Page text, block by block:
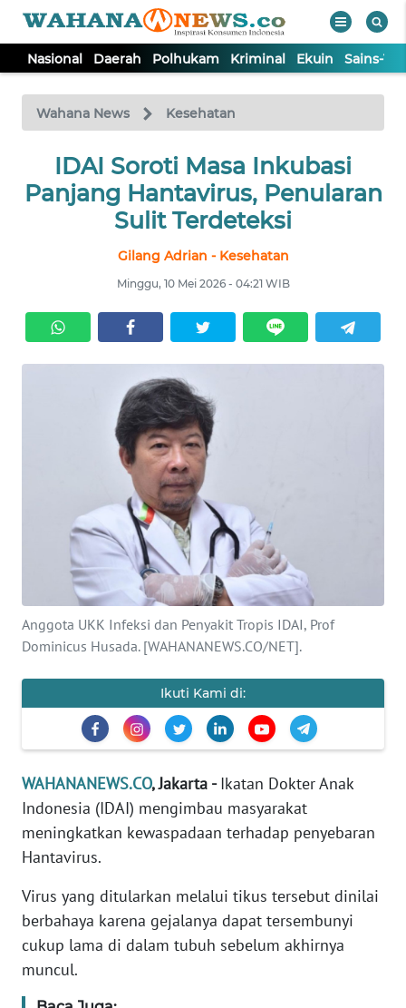
Nasional Daerah Polhukam Kriminal Ekuin Sains-
Wahana News Kesehatan
IDAI Soroti Masa Inkubasi
Panjang Hantavirus, Penularan
Sulit Terdeteksi
Gilang Adrian - Kesehatan
Minggu, 10 Mei 2026 - 04:21 WIB
Anggota UKK Infeksi dan Penyakit Tropis IDAI, Prof
Dominicus Husada. [WAHANANEWS.CO/NET].
Ikuti Kami di:
WAHANANEWS.CO, Jakarta -Ikatan Dokter Anak
Indonesia (IDAI) mengimbau masyarakat
meningkatkan kewaspadaan terhadap penyebaran
Hantavirus.
Virus yang ditularkan melalui tikus tersebut dinilai
berbahaya karena gejalanya dapat tersembunyi
cukup lama di dalam tubuh sebelum akhirnya
muncul.
TV
Tutup
NASIONAL
KRIMINAL
EKUIN
INTERNASIONAL
SERBA-SERBI
PENDIDIKAN
Informasi
INDEKS
KONTAK
KAMI